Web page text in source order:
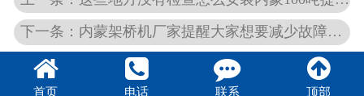
下一条：内蒙架桥机厂家提醒大家想要减少故障要这么做
首页 电话 联系 顶部